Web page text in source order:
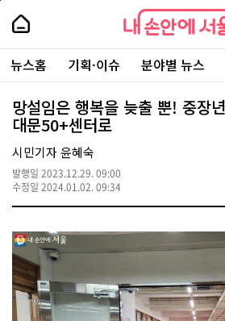
본
로
가
내
손
안
에
서
울
-
서
울
시
대
표
소
통
포
내
손
에
울
주
요
서
뉴스홈 기획·이슈 분야별 뉴스
망설임은 행복을 늦출 뿐! 중장
대문50+센터로
시민기자 윤혜숙
발행일 2023.12.29. 09:00
수정일 2024.01.02. 09:34
페
상
단
로